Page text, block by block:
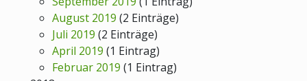
August 2019 (2 Einträge)
Juli 2019 (2 Einträge)
April 2019 (1 Eintrag)
Februar 2019 (1 Eintrag)